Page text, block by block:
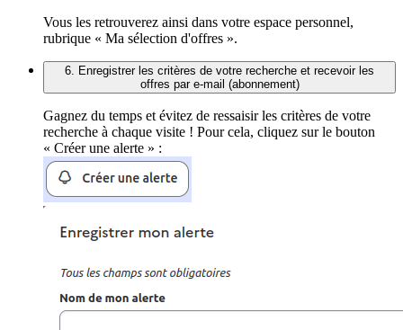
Vous les retrouverez ainsi dans votre espace personnel,
rubrique « Ma sélection d'offres ».
6. Enregistrer les critères de votre recherche et recevoir les
offres par e-mail (abonnement)
Gagnez du temps et évitez de ressaisir les critères de votre
recherche à chaque visite ! Pour cela, cliquez sur le bouton
« Créer une alerte » :